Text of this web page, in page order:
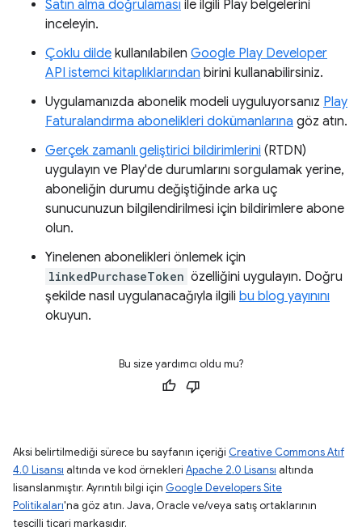
Satın alma doğrulaması ile ilgili Play belgelerini
inceleyin.
Çoklu dilde kullanılabilen Google Play Developer
API istemci kitaplıklarından birini kullanabilirsiniz.
Uygulamanızda abonelik modeli uyguluyorsanız Play
Faturalandırma abonelikleri dokümanlarına göz atın.
Gerçek zamanlı geliştirici bildirimlerini (RTDN)
uygulayın ve Play'de durumlarını sorgulamak yerine,
aboneliğin durumu değiştiğinde arka uç
sunucunuzun bilgilendirilmesi için bildirimlere abone
olun.
Yinelenen abonelikleri önlemek için
linkedPurchaseToken özelliğini uygulayın. Doğru
şekilde nasıl uygulanacağıyla ilgili bu blog yayınını
okuyun.
Bu size yardımcı oldu mu?
Aksi belirtilmediği sürece bu sayfanın içeriği Creative Commons Atıf
4.0 Lisansı altında ve kod örnekleri Apache 2.0 Lisansı altında
lisanslanmıştır. Ayrıntılı bilgi için Google Developers Site
Politikaları'na göz atın. Java, Oracle ve/veya satış ortaklarının
tescilli ticari markasıdır.